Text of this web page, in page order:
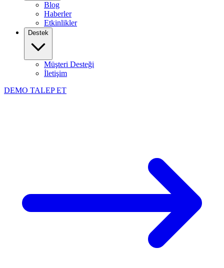
Blog
Haberler
Etkinlikler
Destek
Müşteri Desteği
İletişim
DEMO TALEP ET